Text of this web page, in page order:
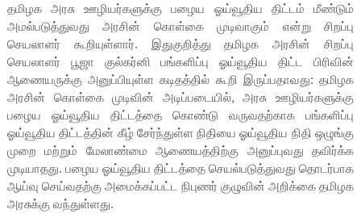
தமிழக அரசு ஊழியர்களுக்கு பழைய ஓய்வூதிய திட்டம் மீண்டும்
அமல்படுத்துவது அரசின் கொள்கை முடிவாகும் என்று சிறப்பு
செயலாளர் கூறியுள்ளார். இதுகுறித்து தமிழக அரசின் சிறப்பு
செயலாளர் பூஜா குல்கர்னி பங்களிப்பு ஓய்வூதிய திட்ட பிரிவின்
ஆணையருக்கு அனுப்பியுள்ள கடிதத்தில் கூறி இருப்பதாவது: தமிழக
அரசின் கொள்கை முடிவின் அடிப்படையில், அரசு ஊழியர்களுக்கு
பழைய ஓய்வூதிய திட்டத்தை கொண்டு வருவதற்காக பங்களிப்பு
ஓய்வூதிய திட்டத்தின் கீழ் சேர்ந்துள்ள நிதியை ஓய்வூதிய நிதி ஒழுங்கு
முறை மற்றும் மேலாண்மை ஆணையத்திற்கு அனுப்புவது தவிர்க்க
முடியாதது. பழைய ஓய்வூதிய திட்டத்தை செயல்படுத்துவது தொடர்பாக
ஆய்வு செய்வதற்கு அமைக்கப்பட்ட நிபுணர் குழுவின் அறிக்கை தமிழக
அரசுக்கு வந்துள்ளது.